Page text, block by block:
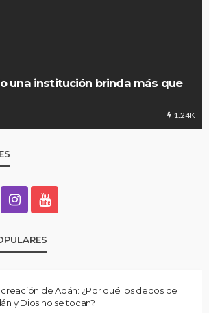
una institución brinda más que
1.24K
creación de Adán: ¿Por qué los dedos de
y Dios no se tocan?